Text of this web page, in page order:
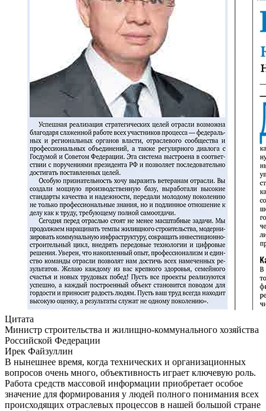
Цитата
Министр строительства и жилищно-коммунального хозяйства
Российской Федерации
Ирек Файзуллин
В нынешнее время, когда технических и организационных
вопросов очень много, объективность играет ключевую роль.
Работа средств массовой информации приобретает особое
значение для формирования у людей полного понимания всех
происходящих отраслевых процессов в нашей большой стране